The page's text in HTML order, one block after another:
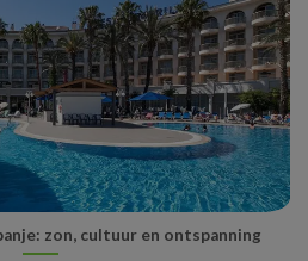
zon, cultuur en ontspanning